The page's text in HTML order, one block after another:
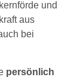
und
aus
bei
persönlich